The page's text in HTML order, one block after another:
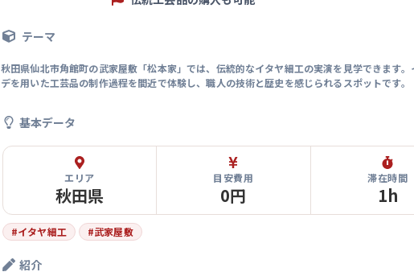
テーマ
秋田県仙北市角館町の武家屋敷「松本家」では、伝統的なイタヤ細工の実演を見学できます。
デを用いた工芸品の制作過程を間近で体験し、職人の技術と歴史を感じられるスポットです。
基本データ
エリア
秋田県
目安費用
0円
滞在時間
1h
#イタヤ細工 #武家屋敷
紹介